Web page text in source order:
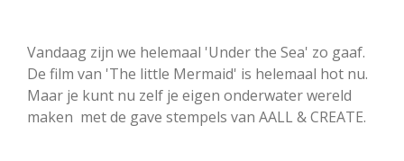
Vandaag zijn we helemaal 'Under the Sea' zo gaaf.
De film van 'The little Mermaid' is helemaal hot nu.
Maar je kunt nu zelf je eigen onderwater wereld
maken met de gave stempels van AALL & CREATE.